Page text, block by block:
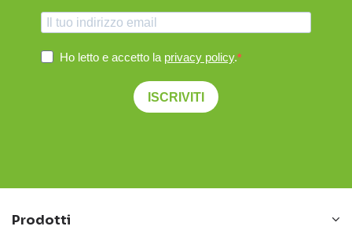
Ho letto e accetto la privacy policy.
ISCRIVITI
Prodotti